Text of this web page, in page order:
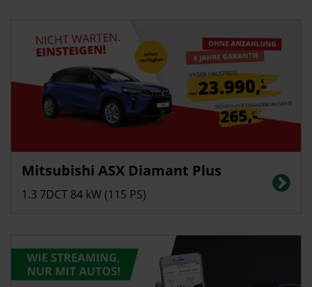
Energieverbrauch in l/100 km (kombiniert): 5,7; CO2-Emissionen
(kombiniert): 129 g/km; CO2-Klasse: D
Mitsubishi ASX Diamant Plus
1.3 7DCT 84 kW (115 PS)